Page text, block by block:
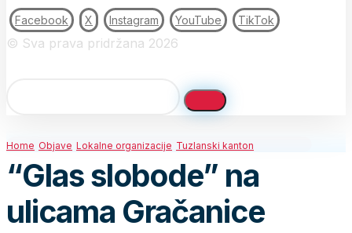
Facebook X Instagram YouTube TikTok
© Sva prava pridržana 2026
Home Objave Lokalne organizacije Tuzlanski kanton
“Glas slobode” na
ulicama Gračanice